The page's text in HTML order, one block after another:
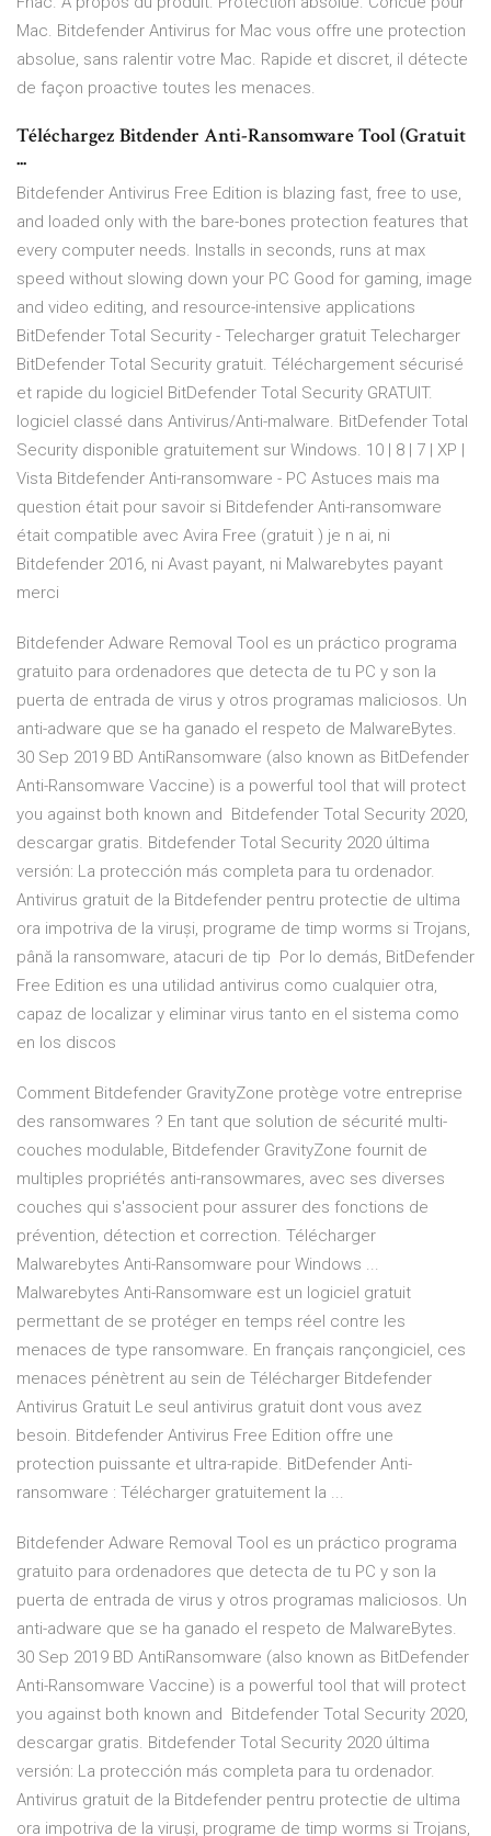
Mac. Bitdefender Antivirus for Mac vous offre une protection
absolue, sans ralentir votre Mac. Rapide et discret, il détecte
de façon proactive toutes les menaces.
Téléchargez Bitdender Anti-Ransomware Tool (Gratuit
...
Bitdefender Antivirus Free Edition is blazing fast, free to use,
and loaded only with the bare-bones protection features that
every computer needs. Installs in seconds, runs at max
speed without slowing down your PC Good for gaming, image
and video editing, and resource-intensive applications
BitDefender Total Security - Telecharger gratuit Telecharger
BitDefender Total Security gratuit. Téléchargement sécurisé
et rapide du logiciel BitDefender Total Security GRATUIT.
logiciel classé dans Antivirus/Anti-malware. BitDefender Total
Security disponible gratuitement sur Windows. 10 | 8 | 7 | XP |
Vista Bitdefender Anti-ransomware - PC Astuces mais ma
question était pour savoir si Bitdefender Anti-ransomware
était compatible avec Avira Free (gratuit ) je n ai, ni
Bitdefender 2016, ni Avast payant, ni Malwarebytes payant
merci
Bitdefender Adware Removal Tool es un práctico programa
gratuito para ordenadores que detecta de tu PC y son la
puerta de entrada de virus y otros programas maliciosos. Un
anti-adware que se ha ganado el respeto de MalwareBytes.
30 Sep 2019 BD AntiRansomware (also known as BitDefender
Anti-Ransomware Vaccine) is a powerful tool that will protect
you against both known and Bitdefender Total Security 2020,
descargar gratis. Bitdefender Total Security 2020 última
versión: La protección más completa para tu ordenador.
Antivirus gratuit de la Bitdefender pentru protectie de ultima
ora impotriva de la viruși, programe de timp worms si Trojans,
până la ransomware, atacuri de tip Por lo demás, BitDefender
Free Edition es una utilidad antivirus como cualquier otra,
capaz de localizar y eliminar virus tanto en el sistema como
en los discos
Comment Bitdefender GravityZone protège votre entreprise
des ransomwares ? En tant que solution de sécurité multi-
couches modulable, Bitdefender GravityZone fournit de
multiples propriétés anti-ransowmares, avec ses diverses
couches qui s'associent pour assurer des fonctions de
prévention, détection et correction. Télécharger
Malwarebytes Anti-Ransomware pour Windows ...
Malwarebytes Anti-Ransomware est un logiciel gratuit
permettant de se protéger en temps réel contre les
menaces de type ransomware. En français rançongiciel, ces
menaces pénètrent au sein de Télécharger Bitdefender
Antivirus Gratuit Le seul antivirus gratuit dont vous avez
besoin. Bitdefender Antivirus Free Edition offre une
protection puissante et ultra-rapide. BitDefender Anti-
ransomware : Télécharger gratuitement la ...
Bitdefender Adware Removal Tool es un práctico programa
gratuito para ordenadores que detecta de tu PC y son la
puerta de entrada de virus y otros programas maliciosos. Un
anti-adware que se ha ganado el respeto de MalwareBytes.
30 Sep 2019 BD AntiRansomware (also known as BitDefender
Anti-Ransomware Vaccine) is a powerful tool that will protect
you against both known and Bitdefender Total Security 2020,
descargar gratis. Bitdefender Total Security 2020 última
versión: La protección más completa para tu ordenador.
Antivirus gratuit de la Bitdefender pentru protectie de ultima
ora impotriva de la viruși, programe de timp worms si Trojans,